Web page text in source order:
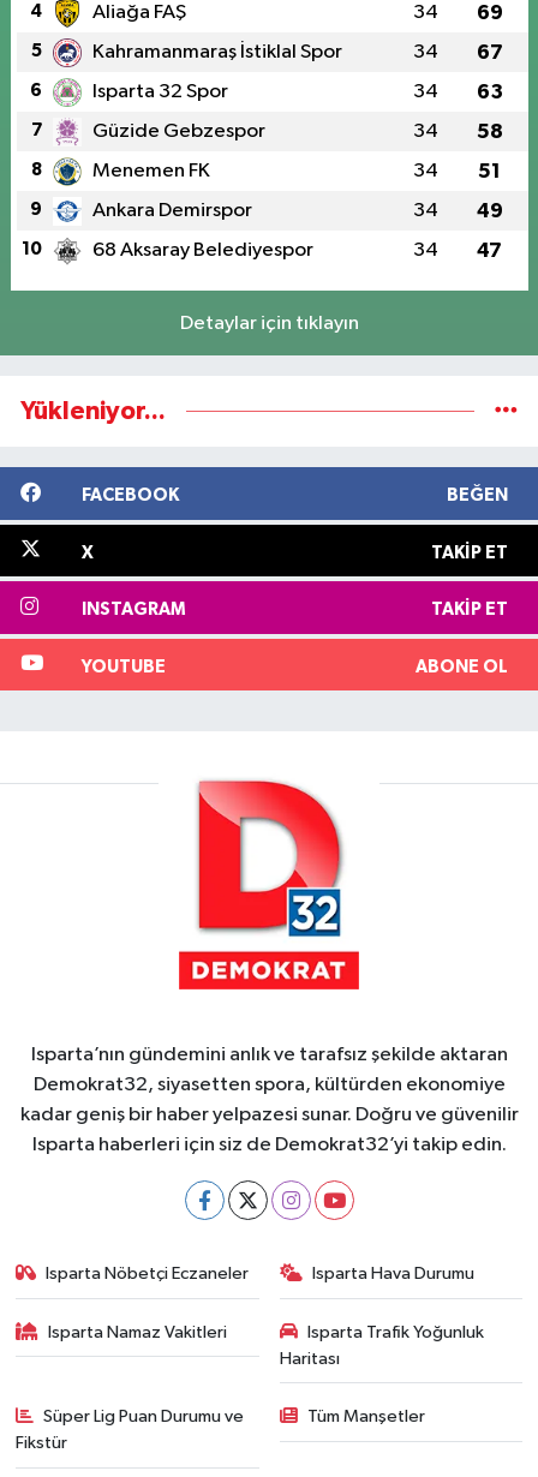
4 Aliağa FAŞ 34 69
5 Kahramanmaraş İstiklal Spor 34 67
6 Isparta 32 Spor 34 63
7 Güzide Gebzespor 34 58
8 Menemen FK 34 51
9 Ankara Demirspor 34 49
10 68 Aksaray Belediyespor 34 47
Detaylar için tıklayın
Yükleniyor...
FACEBOOK BEĞEN
X TAKIP ET
INSTAGRAM TAKIP ET
YOUTUBE ABONE OL
Isparta’nın gündemini anlık ve tarafsız şekilde aktaran
Demokrat32, siyasetten spora, kültürden ekonomiye
kadar geniş bir haber yelpazesi sunar. Doğru ve güvenilir
Isparta haberleri için siz de Demokrat32’yi takip edin.
Isparta Nöbetçi Eczaneler Isparta Hava Durumu
Isparta Namaz Vakitleri
Isparta Trafik Yoğunluk
Haritası
Süper Lig Puan Durumu ve
Fikstür
Tüm Manşetler